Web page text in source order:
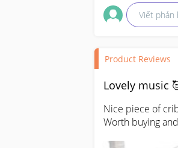
Viết phản
Product Reviews
Lovely music
Nice piece of
Worth buying